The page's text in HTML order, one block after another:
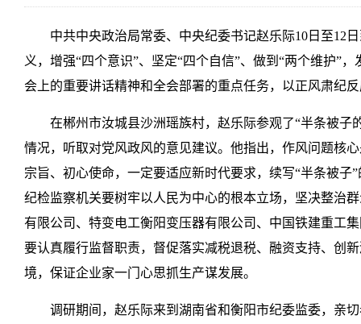
中共中央政治局常委、中央纪委书记赵乐际10日至12
义，增强“四个意识”、坚定“四个自信”、做到“两个维护”
会上的重要讲话精神和全会部署的重点任务，以正风肃纪
在郴州市汝城县沙洲瑶族村，赵乐际参观了“半条被
情况，听取对党风政风的意见建议。他指出，作风问题核
宗旨、初心使命，一定要适应新时代要求，续写“半条被
纪检监察机关要树牢以人民为中心的根本立场，坚决整治
有限公司、特变电工衡阳变压器有限公司、中国铁建重工
要认真履行监督职责，督促落实减税退税、融资支持、创
境，保证企业家一门心思抓生产谋发展。
调研期间，赵乐际来到湖南省和衡阳市纪委监委，亲